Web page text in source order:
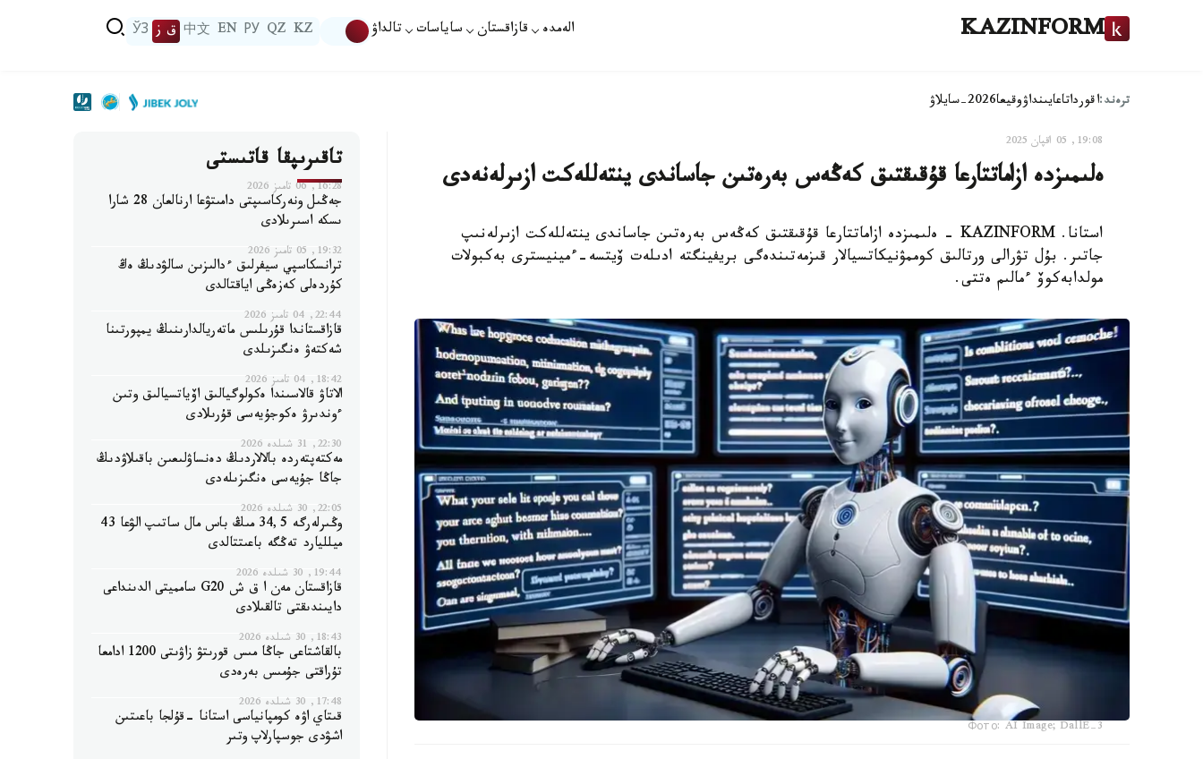
KAZINFORM الەمدە قازاقستان ساياسات تالداۋ KZ
QZ
РУ
EN
中文 ق ز ЎЗ
ترەند:اقورداتاعايىنداۋوقيعا2026-سايلاۋ
19:08, 05 اقپان 2025
ەلىمىزدە ازاماتتارعا قۇقىقتىق كەڭەس بەرەتىن جاساندى ينتەللەكت ازىرلەنەدى
استانا. KAZINFORM - ەلىمىزدە ازاماتتارعا قۇقىقتىق كەڭەس بەرەتىن جاساندى ينتەللەكت ازىرلەنىپ
جاتىر. بۇل تۋرالى ورتالىق كوممۋنيكاتسيالار قىزمەتىندەگى بريفينگتە ادىلەت ۆيتسە-ءمينيسترى بەكبولات
مولدابەكوۆ ءمالىم ەتتى.
Фото: AI Image; DallE-3
تاقىرىپقا قاتىستى
16:28, 06 تامىز 2026
جەڭىل ونەركاسىپتى دامىتۋعا ارنالعان 28 شارا
ىسكە اسىرىلادى
19:32, 05 تامىز 2026
ترانسكاسپي سيفرلىق ءدالىزىن سالۋدىڭ ەڭ
كۇردەلى كەزەڭى اياقتالدى
22:44, 04 تامىز 2026
قازاقستاندا قۇرىلىس ماتەريالدارىنىڭ يمپورتىنا
شەكتەۋ ەنگىزىلدى
18:42, 04 تامىز 2026
الاتاۋ قالاسىندا ەكولوگيالىق اۆياتسيالىق وتىن
ءوندىرۋ ەكوجۇيەسى قۇرىلادى
22:30, 31 شىلدە 2026
مەكتەپتەردە بالالاردىڭ دەنساۋلىعىن باقىلاۋدىڭ
جاڭا جۇيەسى ەنگىزىلەدى
22:05, 30 شىلدە 2026
وڭىرلەرگە 34,5 مىڭ باس مال ساتىپ الۋعا 43
ميلليارد تەڭگە باعىتتالدى
19:44, 30 شىلدە 2026
قازاقستان مەن ا ق ش G20 سامميتى الدىنداعى
دايىندىقتى تالقىلادى
18:43, 30 شىلدە 2026
بالقاشتاعى جاڭا مىس قورىتۋ زاۋىتى 1200 ادامعا
تۇراقتى جۇمىس بەرەدى
17:48, 30 شىلدە 2026
قىتاي اۋە كومپانياسى استانا -قۇلجا باعىتىن
اشۋدى جوسپارلاپ وتىر